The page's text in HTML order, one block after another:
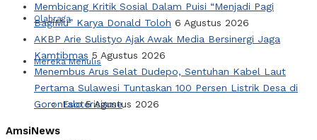
Olahraga
Mereka Menulis
Esoterisisme
Membicang Kritik Sosial Dalam Puisi “Menjadi Pagi
BagiMu” Karya Donald Toloh 6 Agustus 2026
AKBP Arie Sulistyo Ajak Awak Media Bersinergi Jaga
Kamtibmas 5 Agustus 2026
Menembus Arus Selat Dudepo, Sentuhan Kabel Laut
Pertama Sulawesi Tuntaskan 100 Persen Listrik Desa di
Gorontalo 5 Agustus 2026
AmsiNews